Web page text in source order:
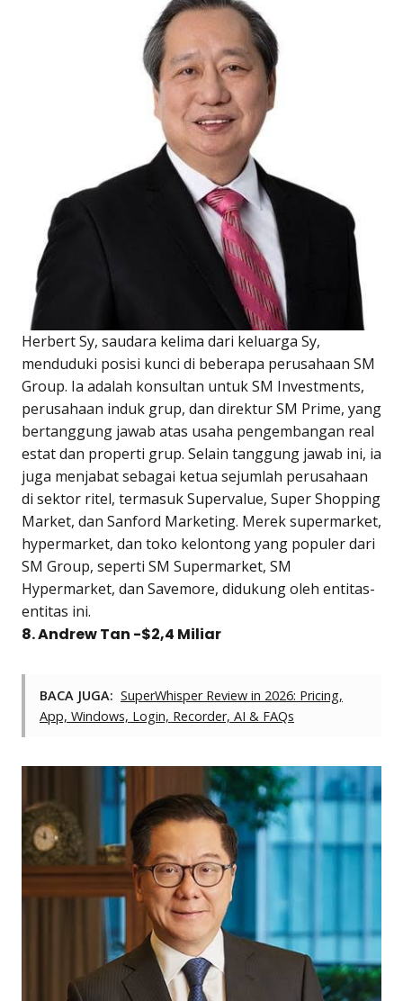
Herbert Sy, saudara kelima dari keluarga Sy,
menduduki posisi kunci di beberapa perusahaan SM
Group. Ia adalah konsultan untuk SM Investments,
perusahaan induk grup, dan direktur SM Prime, yang
bertanggung jawab atas usaha pengembangan real
estat dan properti grup. Selain tanggung jawab ini, ia
juga menjabat sebagai ketua sejumlah perusahaan
di sektor ritel, termasuk Supervalue, Super Shopping
Market, dan Sanford Marketing. Merek supermarket,
hypermarket, dan toko kelontong yang populer dari
SM Group, seperti SM Supermarket, SM
Hypermarket, dan Savemore, didukung oleh entitas-
entitas ini.
8. Andrew Tan -$2,4 Miliar
BACA JUGA: SuperWhisper Review in 2026: Pricing,
App, Windows, Login, Recorder, AI & FAQs